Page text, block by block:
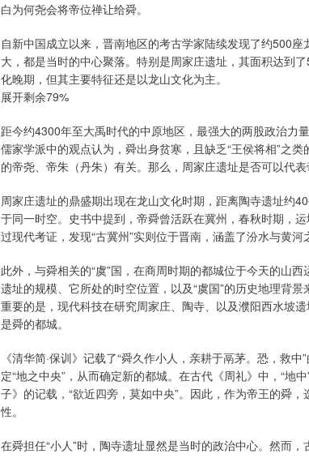
白为何尧会将帝位禅让给舜。
自新中国成立以来，晋南地区的考古学家陆续发现了约500
大，都是当时的中心聚落。特别是周家庄遗址，其面积达到
化晚期，但其主要特征还是以龙山文化为主。
展开剩余79%
距今约4300年至大禹时代的中原地区，最强大的两股政治力
儒家学派中的观点认为，舜出身贫寒，且缺乏“王侯将相”之
的帝尧、帝朱（丹朱）有关。那么，周家庄遗址是否可以代表
周家庄遗址的鼎盛期出现在龙山文化时期，距离陶寺遗址约
于同一时空。史书中提到，帝舜曾活跃在冀州，春秋时期，
过现代考证，发现“古冀州”实则位于晋南，涵盖了汾水与黄
此外，与舜相关的“虞”国，在商周时期的都城位于今天的山
遗址的规模、它所处的时空位置，以及“虞国”的历史地理背
重要的是，现代科技在研究周家庄、陶寺、以及濮阳西水坡
是舜的都城。
《清华简·保训》记载了“舜久作小人，亲耕于鬲茅。恐，救
定“地之中央”，从而确定新的都城。在古代《周礼》中，“地
子》的记载，“欲近四旁，莫如中央”。因此，作为帝王的舜
性。
在舜担任“小人”时，陶寺遗址显然是当时的政治中心。然而